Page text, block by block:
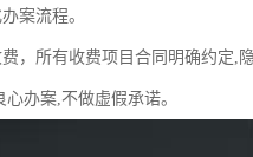
案流程。
，所有收费项目合同明确约定,
办案,不做虚假承诺。